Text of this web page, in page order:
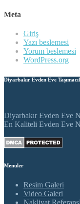
Meta
Giriş
Yazı beslemesi
Yorum beslemesi
WordPress.org
Diyarbakır Evden Eve
Diyarbakır Evden Eve
En Kaliteli Evden Eve
Menuler
Resim Galeri
Video Galeri